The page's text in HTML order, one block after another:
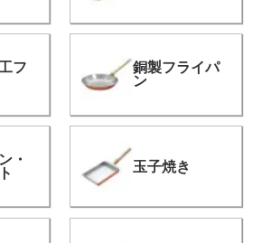
フ
銅製フライパ
ン
・
玉子焼き